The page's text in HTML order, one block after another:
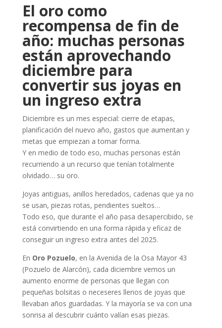
El oro como
recompensa de fin de
año: muchas personas
están aprovechando
diciembre para
convertir sus joyas en
un ingreso extra
Diciembre es un mes especial: cierre de etapas,
planificación del nuevo año, gastos que aumentan y
metas que empiezan a tomar forma.
Y en medio de todo eso, muchas personas están
recurriendo a un recurso que tenían totalmente
olvidado… su oro.
Joyas antiguas, anillos heredados, cadenas que ya no
se usan, piezas rotas, pendientes sueltos…
Todo eso, que durante el año pasa desapercibido, se
está convirtiendo en una forma rápida y eficaz de
conseguir un ingreso extra antes del 2025.
En Oro Pozuelo, en la Avenida de la Osa Mayor 43
(Pozuelo de Alarcón), cada diciembre vemos un
aumento enorme de personas que llegan con
pequeñas bolsitas o neceseres llenos de joyas que
llevaban años guardadas. Y la mayoría se va con una
sonrisa al descubrir cuánto valían esas piezas.